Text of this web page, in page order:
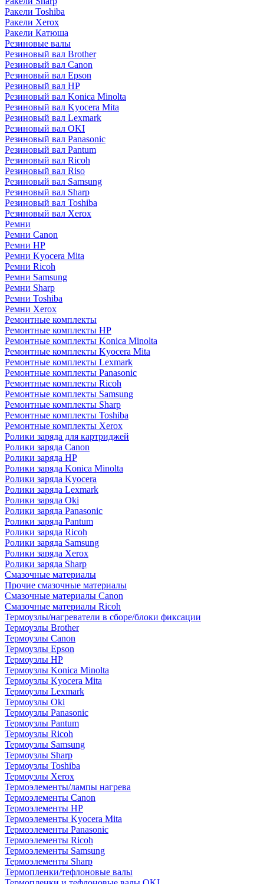
Ракели Toshiba
Ракели Xerox
Ракели Катюша
Резиновые валы
Резиновый вал Brother
Резиновый вал Canon
Резиновый вал Epson
Резиновый вал HP
Резиновый вал Konica Minolta
Резиновый вал Kyocera Mita
Резиновый вал Lexmark
Резиновый вал OKI
Резиновый вал Panasonic
Резиновый вал Pantum
Резиновый вал Ricoh
Резиновый вал Riso
Резиновый вал Samsung
Резиновый вал Sharp
Резиновый вал Toshiba
Резиновый вал Xerox
Ремни
Ремни Canon
Ремни HP
Ремни Kyocera Mita
Ремни Ricoh
Ремни Samsung
Ремни Sharp
Ремни Toshiba
Ремни Xerox
Ремонтные комплекты
Ремонтные комплекты HP
Ремонтные комплекты Konica Minolta
Ремонтные комплекты Kyocera Mita
Ремонтные комплекты Lexmark
Ремонтные комплекты Panasonic
Ремонтные комплекты Ricoh
Ремонтные комплекты Samsung
Ремонтные комплекты Sharp
Ремонтные комплекты Toshiba
Ремонтные комплекты Xerox
Ролики заряда для картриджей
Ролики заряда Canon
Ролики заряда HP
Ролики заряда Konica Minolta
Ролики заряда Kyocera
Ролики заряда Lexmark
Ролики заряда Oki
Ролики заряда Panasonic
Ролики заряда Pantum
Ролики заряда Ricoh
Ролики заряда Samsung
Ролики заряда Xerox
Ролики заряда Sharp
Смазочные материалы
Прочие смазочные материалы
Смазочные материалы Canon
Смазочные материалы Ricoh
Термоузлы/нагреватели в сборе/блоки фиксации
Термоузлы Brother
Термоузлы Canon
Термоузлы Epson
Термоузлы HP
Термоузлы Konica Minolta
Термоузлы Kyocera Mita
Термоузлы Lexmark
Термоузлы Oki
Термоузлы Panasonic
Термоузлы Pantum
Термоузлы Ricoh
Термоузлы Samsung
Термоузлы Sharp
Термоузлы Toshiba
Термоузлы Xerox
Термоэлементы/лампы нагрева
Термоэлементы Canon
Термоэлементы HP
Термоэлементы Kyocera Mita
Термоэлементы Panasonic
Термоэлементы Ricoh
Термоэлементы Samsung
Термоэлементы Sharp
Термопленки/тефлоновые валы